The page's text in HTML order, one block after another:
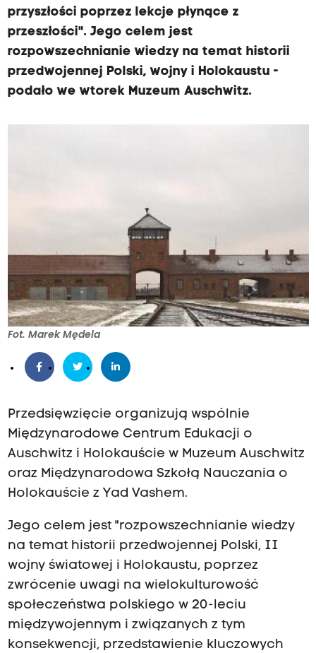
przyszłości poprzez lekcje płynące z
przeszłości". Jego celem jest
rozpowszechnianie wiedzy na temat historii
przedwojennej Polski, wojny i Holokaustu -
podało we wtorek Muzeum Auschwitz.
Fot. Marek Mędela
Przedsięwzięcie organizują wspólnie
Międzynarodowe Centrum Edukacji o
Auschwitz i Holokauście w Muzeum Auschwitz
oraz Międzynarodowa Szkołą Nauczania o
Holokauście z Yad Vashem.
Jego celem jest "rozpowszechnianie wiedzy
na temat historii przedwojennej Polski, II
wojny światowej i Holokaustu, poprzez
zwrócenie uwagi na wielokulturowość
społeczeństwa polskiego w 20-leciu
międzywojennym i związanych z tym
konsekwencji, przedstawienie kluczowych